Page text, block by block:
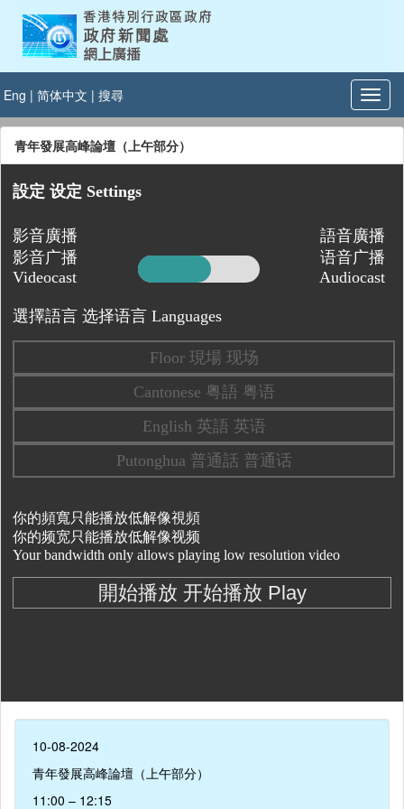
Eng | 简体中文 | 搜尋
青年發展高峰論壇（上午部分）
10-08-2024
青年發展高峰論壇（上午部分）
11:00 – 12:15